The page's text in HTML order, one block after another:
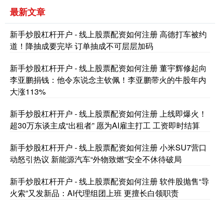
创业板指 3515.56 -19.58 -0.55%
基金指数 7229.80 -1.63 -0.02%
最新文章
新手炒股杠杆开户 - 线上股票配资如何注册 高德打车被约
道！降抽成要完毕 订单抽成不可层层加码
新手炒股杠杆开户 - 线上股票配资如何注册 董宇辉修起向
李亚鹏捐钱：他令东说念主钦佩！李亚鹏带火的牛股年内
大涨113%
新手炒股杠杆开户 - 线上股票配资如何注册 上线即爆火！
超30万东谈主成“出租者” 愿为AI雇主打工 工资即时结算
新手炒股杠杆开户 - 线上股票配资如何注册 小米SU7营口
动怒引热议 新能源汽车“外物致燃”安全不休待破局
新手炒股杠杆开户 - 线上股票配资如何注册 软件股抛售“导
火索”又发新品：AI代理组团上班 更擅长白领职责